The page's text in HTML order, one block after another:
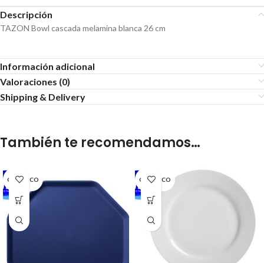
Descripción
TAZON Bowl cascada melamina blanca 26 cm
Información adicional
Valoraciones (0)
Shipping & Delivery
También te recomendamos…
GENERICO GENERICO